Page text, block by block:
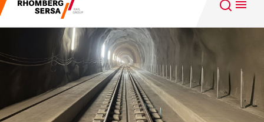
Leistungen & Produkte
Über uns
Karriere
Suchempfehlungen
Karriere im Team of Steel
Nachhaltigkeit
Digital Rail Services